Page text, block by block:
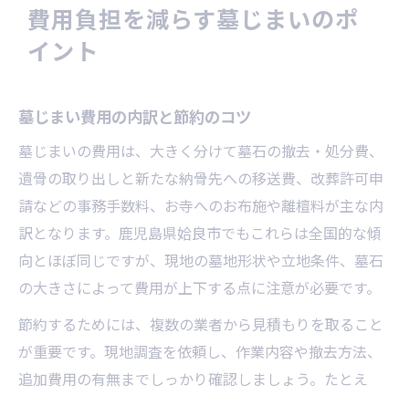
費用負担を減らす墓じまいのポ
イント
墓じまい費用の内訳と節約のコツ
墓じまいの費用は、大きく分けて墓石の撤去・処分費、
遺骨の取り出しと新たな納骨先への移送費、改葬許可申
請などの事務手数料、お寺へのお布施や離檀料が主な内
訳となります。鹿児島県姶良市でもこれらは全国的な傾
向とほぼ同じですが、現地の墓地形状や立地条件、墓石
の大きさによって費用が上下する点に注意が必要です。
節約するためには、複数の業者から見積もりを取ること
が重要です。現地調査を依頼し、作業内容や撤去方法、
追加費用の有無までしっかり確認しましょう。たとえ